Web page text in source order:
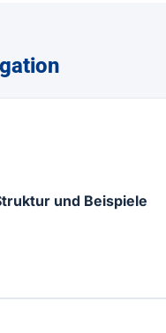
und Beispiele